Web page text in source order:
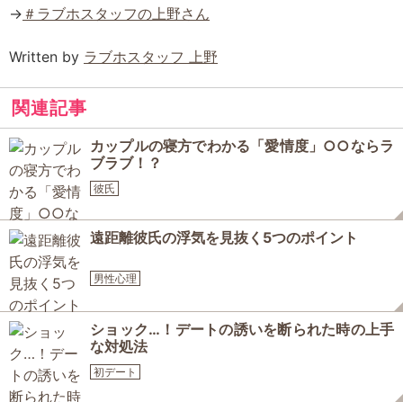
→ ＃ラブホスタッフの上野さん
Written by ラブホスタッフ 上野
関連記事
カップルの寝方でわかる「愛情度」○○ならラ
ブラブ！？
彼氏
遠距離彼氏の浮気を見抜く5つのポイント
男性心理
ショック…！デートの誘いを断られた時の上手
な対処法
初デート